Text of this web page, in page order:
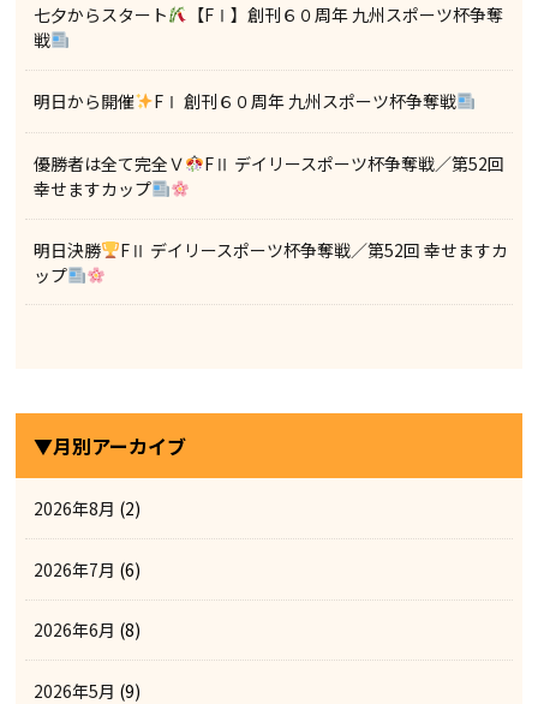
七夕からスタート
【FⅠ】創刊６０周年 九州スポーツ杯争奪
戦
明日から開催 FⅠ 創刊６０周年 九州スポーツ杯争奪戦
優勝者は全て完全Ｖ
FⅡ デイリースポーツ杯争奪戦／第52回
幸せますカップ
明日決勝
FⅡ デイリースポーツ杯争奪戦／第52回 幸せますカ
ップ
▼月別アーカイブ
2026年8月 (2)
2026年7月 (6)
2026年6月 (8)
2026年5月 (9)